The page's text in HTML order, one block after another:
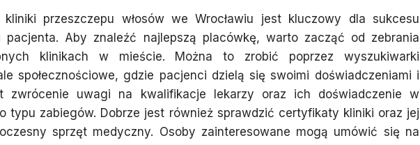
przeszczepu włosów we Wrocławiu jest kluczowy dla sukcesu
Aby znaleźć najlepszą placówkę, warto zacząć od zebrania
klinikach w mieście. Można to zrobić poprzez wyszukiwarki
społecznościowe, gdzie pacjenci dzielą się swoimi doświadczeniami i
zwrócenie uwagi na kwalifikacje lekarzy oraz ich doświadczenie w
typu zabiegów. Dobrze jest również sprawdzić certyfikaty kliniki oraz jej
sprzęt medyczny. Osoby zainteresowane mogą umówić się na